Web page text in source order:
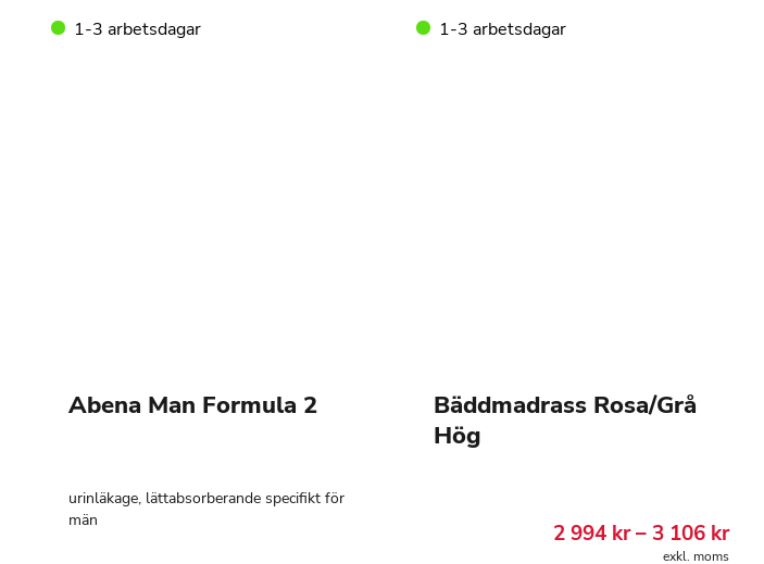
1-3 arbetsdagar
Abena Man Formula 2
urinläkage, lättabsorberande specifikt för
män
1-3 arbetsdagar
Bäddmadrass Rosa/Grå
Hög
2 994 kr– 3 106 kr
2
exkl. moms